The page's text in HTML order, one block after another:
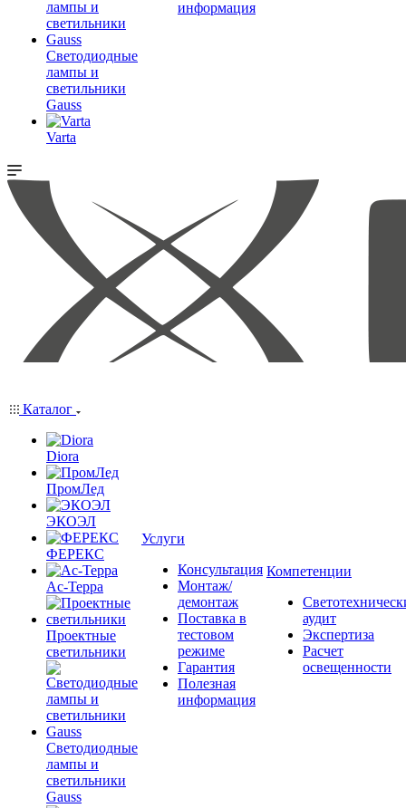
Светодиодные
лампы и
светильники
Gauss
Varta
информация
Каталог
Diora
ПромЛед
ЭКОЭЛ
ФЕРЕКС
Ас-Терра
Проектные
светильники
Светодиодные
лампы и
светильники
Gauss
Услуги
Консультация
Монтаж/
демонтаж
Поставка в
тестовом
режиме
Гарантия
Полезная
информация
Компетенции
аудит
Экспертиза
Расчет
освещенности